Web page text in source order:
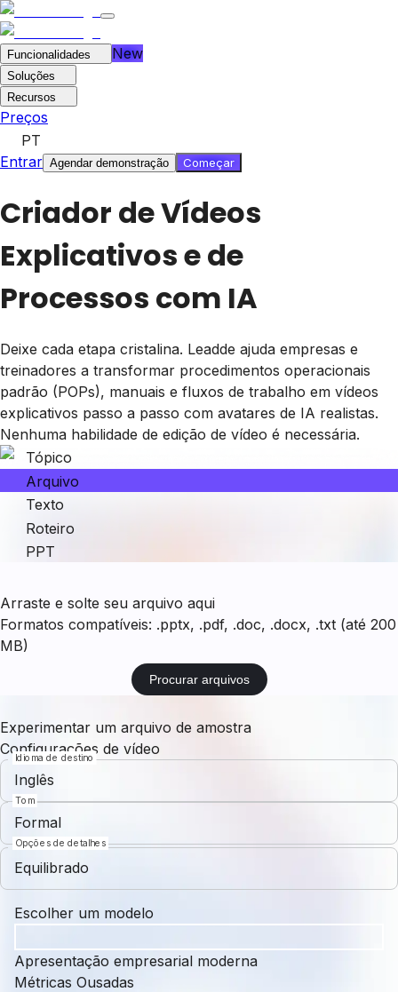
Funcionalidades New
Soluções
Recursos
Preços
PT
Entrar Agendar demonstração Começar
Criador de Vídeos
Explicativos e de
Processos com IA
Deixe cada etapa cristalina. Leadde ajuda empresas e
treinadores a transformar procedimentos operacionais
padrão (POPs), manuais e fluxos de trabalho em vídeos
explicativos passo a passo com avatares de IA realistas.
Nenhuma habilidade de edição de vídeo é necessária.
Tópico
Arquivo
Texto
Roteiro
PPT
Arraste e solte seu arquivo aqui
Formatos compatíveis: .pptx, .pdf, .doc, .docx, .txt (até 200
MB)
Procurar arquivos
Experimentar um arquivo de amostra
Configurações de vídeo
Idioma de destino
Inglês
Tom
Formal
Opções de detalhes
Equilibrado
Escolher um modelo
Apresentação empresarial moderna
Métricas Ousadas